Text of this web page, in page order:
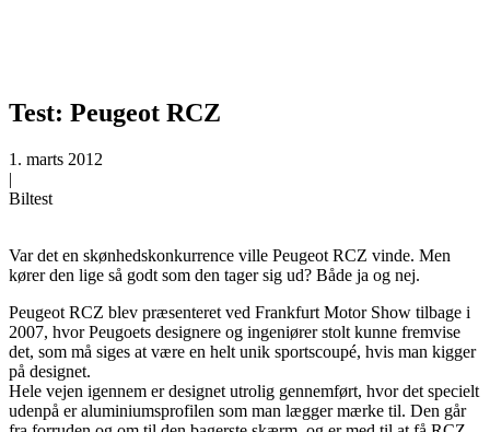
Test: Peugeot RCZ
1. marts 2012
|
Biltest
Var det en skønhedskonkurrence ville Peugeot RCZ vinde. Men
kører den lige så godt som den tager sig ud? Både ja og nej.
Peugeot RCZ blev præsenteret ved Frankfurt Motor Show tilbage i
2007, hvor Peugoets designere og ingeniører stolt kunne fremvise
det, som må siges at være en helt unik sportscoupé, hvis man kigger
på designet.
Hele vejen igennem er designet utrolig gennemført, hvor det specielt
udenpå er aluminiumsprofilen som man lægger mærke til. Den går